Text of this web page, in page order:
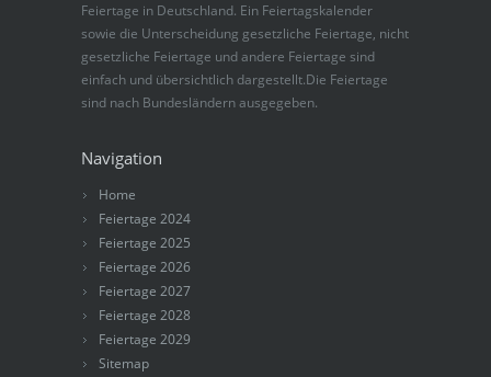
Feiertage in Deutschland. Ein Feiertagskalender
sowie die Unterscheidung gesetzliche Feiertage, nicht
gesetzliche Feiertage und andere Feiertage sind
einfach und übersichtlich dargestellt.Die Feiertage
sind nach Bundesländern ausgegeben.
Navigation
Home
Feiertage 2024
Feiertage 2025
Feiertage 2026
Feiertage 2027
Feiertage 2028
Feiertage 2029
Sitemap